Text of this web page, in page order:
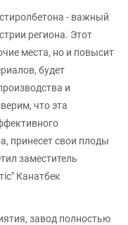
- важный
региона. Этот
места, но и повысит
будет
и
что эта
принесет свои плоды
заместитель
Канатбек
завод полностью